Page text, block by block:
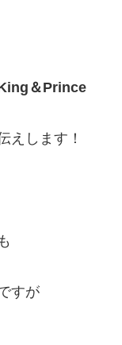
＆Prince
えします！
すが